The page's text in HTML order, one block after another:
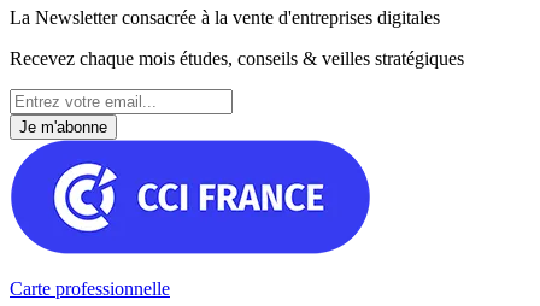
La Newsletter consacrée à la vente d'entreprises digitales
Recevez chaque mois études, conseils & veilles stratégiques
Je m'abonne
Carte professionnelle